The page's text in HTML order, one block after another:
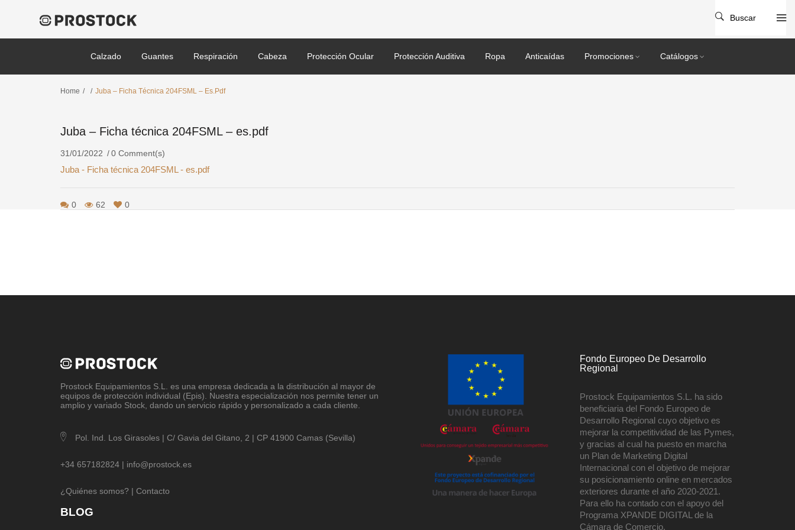
Calzado Guantes Respiración Cabeza Protección Ocular Protección Auditiva Ropa Anticaídas Promociones Catálogos
Buscar
Home / / Juba – Ficha Técnica 204FSML – Es.pdf
Juba – Ficha técnica 204FSML – es.pdf
31/01/2022 0 Comment(s)
Juba - Ficha técnica 204FSML - es.pdf
0 62 0
Prostock Equipamientos S.L
. es una empresa dedicada a la distribución al mayor de
equipos de protección individual (Epis). Nuestra especialización nos permite tener un
amplio y variado Stock, dando un servicio rápido y personalizado a cada cliente.
Pol. Ind. Los Girasoles | C/ Gavia del Gitano, 2 | CP 41900 Camas (Sevilla)
+34 657182824 | info@prostock.es
¿Quiénes somos? | Contacto
BLOG
Fondo Europeo De Desarrollo
Regional
Prostock Equipamientos S.L. ha sido
beneficiaria del Fondo Europeo de
Desarrollo Regional cuyo objetivo es
mejorar la competitividad de las Pymes,
y gracias al cual ha puesto en marcha
un Plan de Marketing Digital
Internacional con el objetivo de mejorar
su posicionamiento online en mercados
exteriores durante el año 2020-2021.
Para ello ha contado con el apoyo del
Programa XPANDE DIGITAL de la
Cámara de Comercio.